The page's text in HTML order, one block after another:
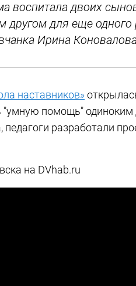
воспитала двоих
другом для еще одного
Ирина
наставников»
"умную помощь"
разработали
на DVhab.ru